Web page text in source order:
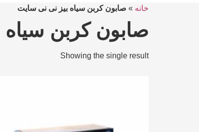
خانه » صابون کربن سیاه بیز نی نی سایت
صابون کربن
Showing the single result